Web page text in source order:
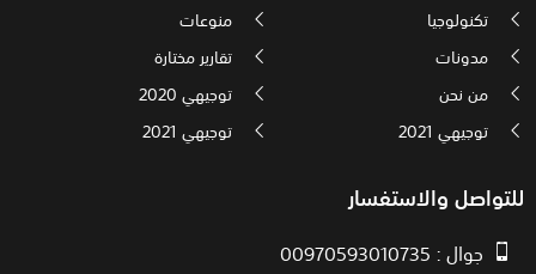
تكنولوجيا
منوعات
مدونات
تقارير مختارة
من نحن
توجيهي 2020
توجيهي 2021
توجيهي 2021
للتواصل والاستفسار
جوال : 00970593010735